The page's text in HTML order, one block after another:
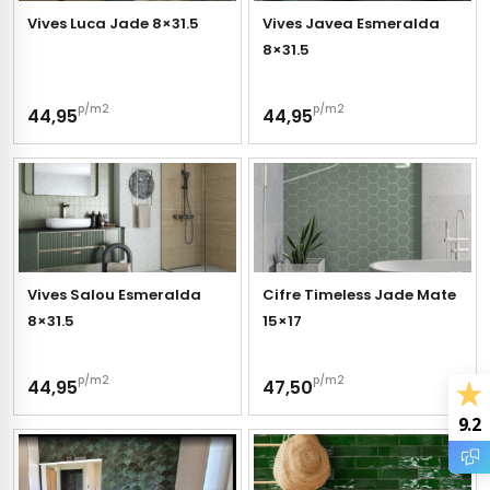
Vives Luca Jade 8×31.5
44,95p/m2
Vives Javea Esmeralda
8×31.5
44,95p/m2
Vives Salou Esmeralda
8×31.5
44,95p/m2
Cifre Timeless Jade Mate
15×17
47,50p/m2
9.2
marmerlook
tegels
tegels
vloertegels
wandtegels
wandtegels